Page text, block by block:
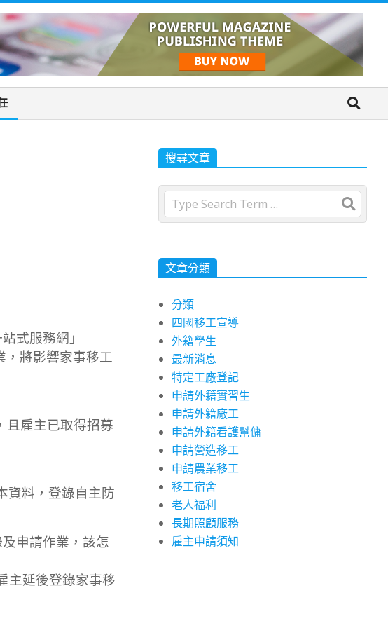
式服務網」
將影響家事移工
且雇主已取得招募
資料，登錄自主防
申請作業，該怎
主延後登錄家事移
搜尋文章
Search
文章分類
分類
四國移工宣導
外籍學生
最新消息
特定工廠登記
申請外籍實習生
申請外籍廠工
申請外籍看護幫傭
申請營造移工
申請農業移工
移工宿舍
老人福利
長期照顧服務
雇主申請須知